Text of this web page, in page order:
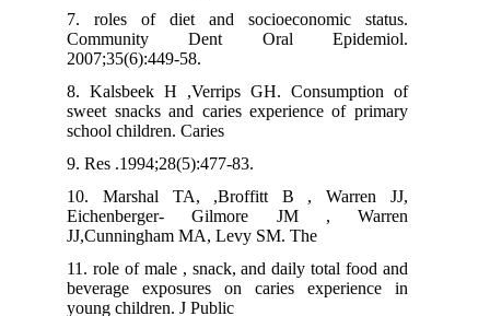
7. roles of diet and socioeconomic status.
Community Dent Oral Epidemiol.
2007;35(6):449-58.
8. Kalsbeek H ,Verrips GH. Consumption of
sweet snacks and caries experience of primary
school children. Caries
9. Res .1994;28(5):477-83.
10. Marshal TA, ,Broffitt B , Warren JJ,
Eichenberger- Gilmore JM , Warren
JJ,Cunningham MA, Levy SM. The
11. role of male , snack, and daily total food and
beverage exposures on caries experience in
young children. J Public